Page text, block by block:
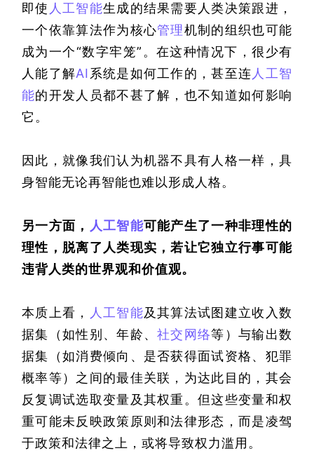
即使 人工智能生成的结果需要人类决策跟进，
一个依靠算法作为核心管理机制的组织也可能
成为一个“数字牢笼”。在这种情况下，很少有
人能了解AI系统是如何工作的，甚至连人工智
能的开发人员都不甚了解，也不知道如何影响
它。
因此，就像我们认为机器不具有人格一样，具
身智能无论再智能也难以形成人格。
另一方面， 人工智能可能产生了一种非理性的
理性，脱离了人类现实，若让它独立行事可能
违背人类的世界观和价值观。
本质上看， 人工智能及其算法试图建立收入数
据集（如性别、年龄、社交网络等）与输出数
据集（如消费倾向、是否获得面试资格、犯罪
概率等）之间的最佳关联，为达此目的，其会
反复调试选取变量及其权重。但这些变量和权
重可能未反映政策原则和法律形态，而是凌驾
于政策和法律之上，或将导致权力滥用。